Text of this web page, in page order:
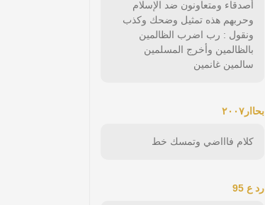
أصدقاء ومتعاونون ضد الإسلام
وحربهم هذه تمثيل وضحك وكذب
ونقول : رب اضرب الظالمين
بالظالمين وأخرج المسلمين
سالمين غانمين
بحاار٢٠٠٧
كلام فاااضي وتمسك خط
رد ع 95